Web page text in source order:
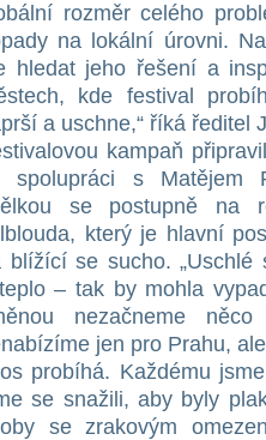
rozměr celého
na lokální úrovni.
hledat jeho řešení a
kde festival
a uschne,“ říká ředitel
kampaň
spolupráci s Matějem
se postupně na
který je hlavní
blížící se sucho. „Uschlé
– tak by mohla
nezačneme
jen pro Prahu,
probíhá. Každému
se snažili, aby byly
se zrakovým